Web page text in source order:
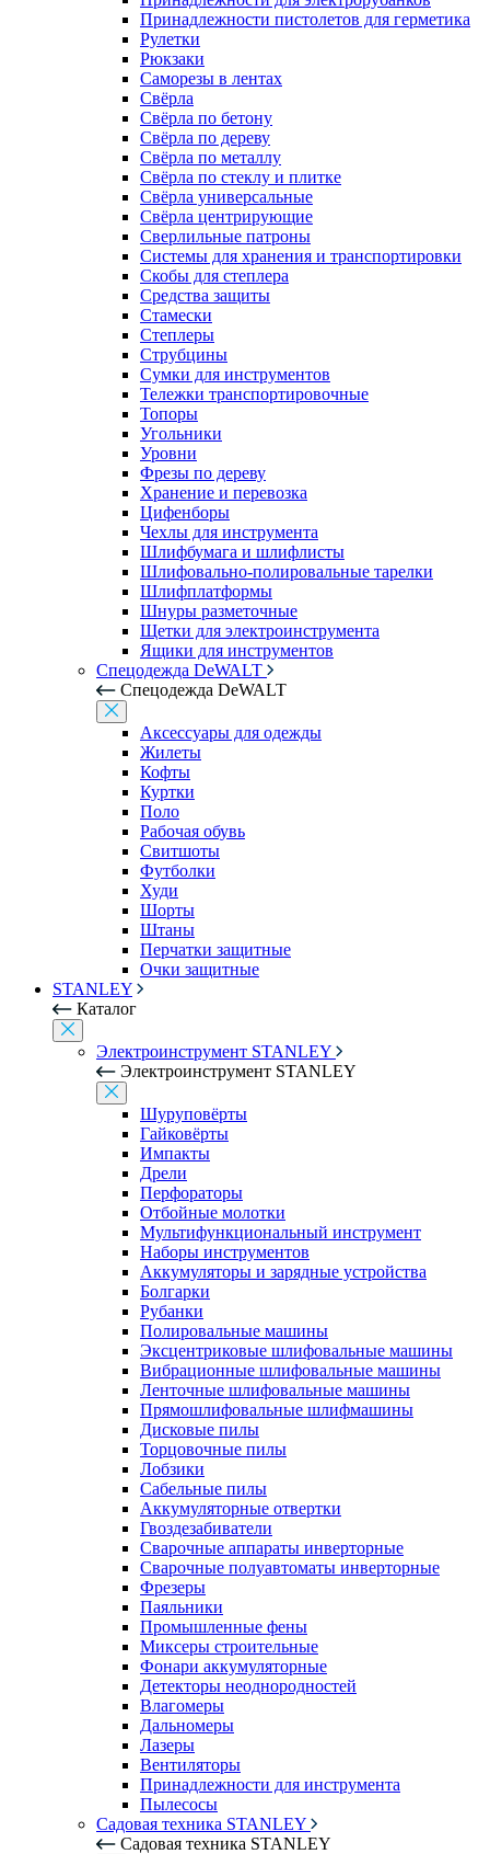
Принадлежности пистолетов для герметика
Рулетки
Рюкзаки
Саморезы в лентах
Свёрла
Свёрла по бетону
Свёрла по дереву
Свёрла по металлу
Свёрла по стеклу и плитке
Свёрла универсальные
Свёрла центрирующие
Сверлильные патроны
Системы для хранения и транспортировки
Скобы для степлера
Средства защиты
Стамески
Степлеры
Струбцины
Сумки для инструментов
Тележки транспортировочные
Топоры
Угольники
Уровни
Фрезы по дереву
Хранение и перевозка
Цифенборы
Чехлы для инструмента
Шлифбумага и шлифлисты
Шлифовально-полировальные тарелки
Шлифплатформы
Шнуры разметочные
Щетки для электроинструмента
Ящики для инструментов
Спецодежда DeWALT
Спецодежда DeWALT
Аксессуары для одежды
Жилеты
Кофты
Куртки
Поло
Рабочая обувь
Свитшоты
Футболки
Худи
Шорты
Штаны
Перчатки защитные
Очки защитные
STANLEY
Каталог
Электроинструмент STANLEY
Электроинструмент STANLEY
Шуруповёрты
Гайковёрты
Импакты
Дрели
Перфораторы
Отбойные молотки
Мультифункциональный инструмент
Наборы инструментов
Аккумуляторы и зарядные устройства
Болгарки
Рубанки
Полировальные машины
Эксцентриковые шлифовальные машины
Вибрационные шлифовальные машины
Ленточные шлифовальные машины
Прямошлифовальные шлифмашины
Дисковые пилы
Торцовочные пилы
Лобзики
Сабельные пилы
Аккумуляторные отвертки
Гвоздезабиватели
Сварочные аппараты инверторные
Сварочные полуавтоматы инверторные
Фрезеры
Паяльники
Промышленные фены
Миксеры строительные
Фонари аккумуляторные
Детекторы неоднородностей
Влагомеры
Дальномеры
Лазеры
Вентиляторы
Принадлежности для инструмента
Пылесосы
Садовая техника STANLEY
Садовая техника STANLEY